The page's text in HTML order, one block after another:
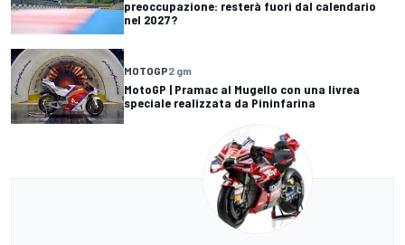
preoccupazione: resterà fuori dal calendario
nel 2027?
MOTOGP2 gm
MotoGP | Pramac al Mugello con una livrea
speciale realizzata da Pininfarina